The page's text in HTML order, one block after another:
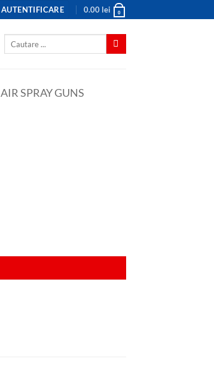
AUTENTIFICARE 0.00 lei 0
AIR SPRAY GUNS